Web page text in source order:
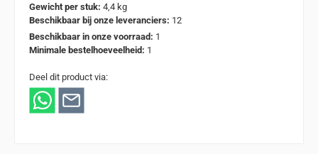
Gewicht per stuk: 4,4 kg
Beschikbaar bij onze leveranciers: 12
Beschikbaar in onze voorraad: 1
Minimale bestelhoeveelheid: 1
Deel dit product via: